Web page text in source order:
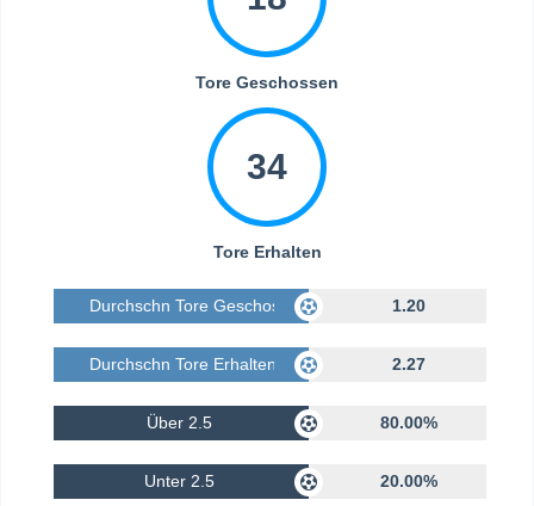
Tore Geschossen
34
Tore Erhalten
Durchschn Tore Geschossen 1.20
Durchschn Tore Erhalten 2.27
Über 2.5 80.00%
Unter 2.5 20.00%